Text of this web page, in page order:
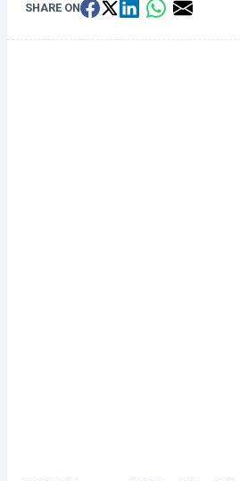
SHARE ON